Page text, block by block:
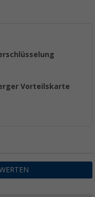
Vorteilskarte